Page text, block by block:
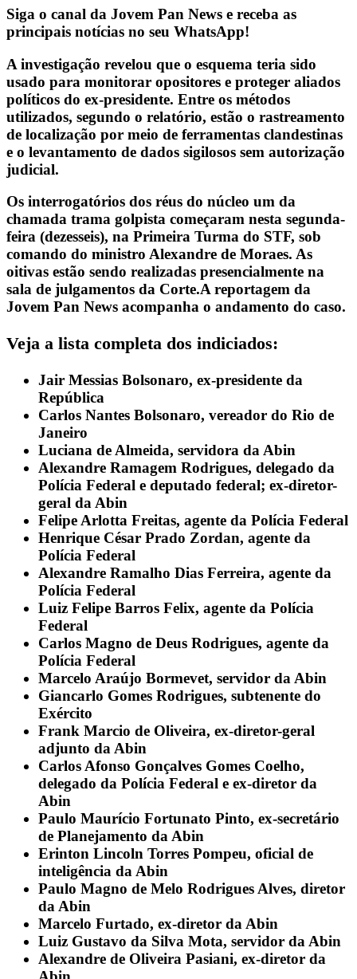
Siga o canal da Jovem Pan News e receba as
principais notícias no seu WhatsApp!
A investigação revelou que o esquema teria sido
usado para monitorar opositores e proteger aliados
políticos do ex-presidente. Entre os métodos
utilizados, segundo o relatório, estão o rastreamento
de localização por meio de ferramentas clandestinas
e o levantamento de dados sigilosos sem autorização
judicial.
Os interrogatórios dos réus do núcleo um da
chamada trama golpista começaram nesta segunda-
feira (dezesseis), na Primeira Turma do STF, sob
comando do ministro Alexandre de Moraes. As
oitivas estão sendo realizadas presencialmente na
sala de julgamentos da Corte.A reportagem da
Jovem Pan News acompanha o andamento do caso.
Veja a lista completa dos indiciados:
Jair Messias Bolsonaro, ex-presidente da
República
Carlos Nantes Bolsonaro, vereador do Rio de
Janeiro
Luciana de Almeida, servidora da Abin
Alexandre Ramagem Rodrigues, delegado da
Polícia Federal e deputado federal; ex-diretor-
geral da Abin
Felipe Arlotta Freitas, agente da Polícia Federal
Henrique César Prado Zordan, agente da
Polícia Federal
Alexandre Ramalho Dias Ferreira, agente da
Polícia Federal
Luiz Felipe Barros Felix, agente da Polícia
Federal
Carlos Magno de Deus Rodrigues, agente da
Polícia Federal
Marcelo Araújo Bormevet, servidor da Abin
Giancarlo Gomes Rodrigues, subtenente do
Exército
Frank Marcio de Oliveira, ex-diretor-geral
adjunto da Abin
Carlos Afonso Gonçalves Gomes Coelho,
delegado da Polícia Federal e ex-diretor da
Abin
Paulo Maurício Fortunato Pinto, ex-secretário
de Planejamento da Abin
Erinton Lincoln Torres Pompeu, oficial de
inteligência da Abin
Paulo Magno de Melo Rodrigues Alves, diretor
da Abin
Marcelo Furtado, ex-diretor da Abin
Luiz Gustavo da Silva Mota, servidor da Abin
Alexandre de Oliveira Pasiani, ex-diretor da